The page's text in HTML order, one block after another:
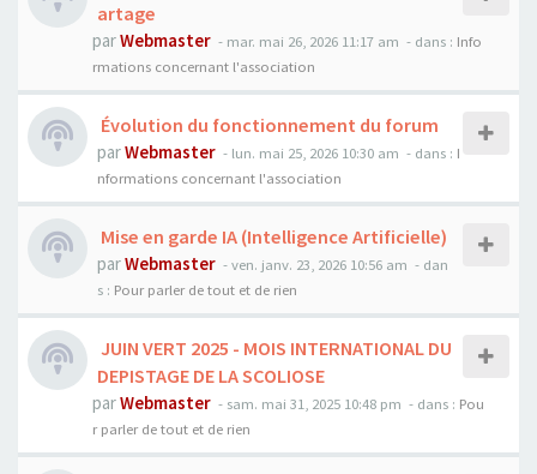
artage
parWebmaster - mar. mai 26, 2026 11:17 am - dans : Info
rmations concernant l'association
Évolution du fonctionnement du forum
parWebmaster - lun. mai 25, 2026 10:30 am - dans : I
nformations concernant l'association
Mise en garde IA (Intelligence Artificielle)
parWebmaster - ven. janv. 23, 2026 10:56 am - dan
s : Pour parler de tout et de rien
JUIN VERT 2025 - MOIS INTERNATIONAL DU
DEPISTAGE DE LA SCOLIOSE
parWebmaster - sam. mai 31, 2025 10:48 pm - dans : Pou
r parler de tout et de rien